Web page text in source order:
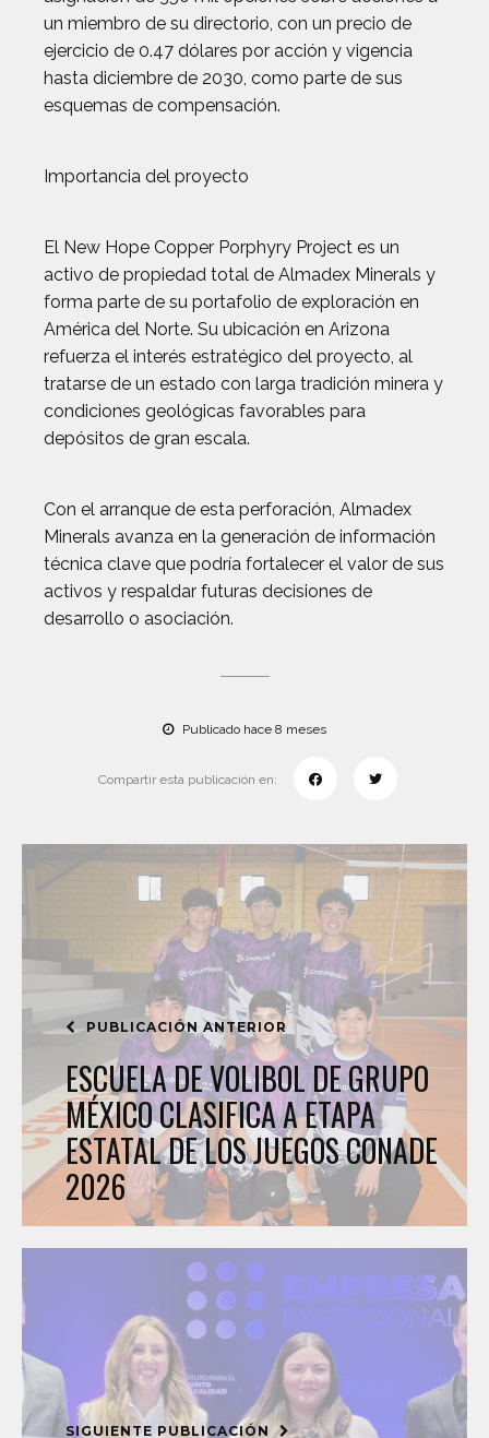
un miembro de su directorio, con un precio de
ejercicio de 0.47 dólares por acción y vigencia
hasta diciembre de 2030, como parte de sus
esquemas de compensación.
Importancia del proyecto
El New Hope Copper Porphyry Project es un
activo de propiedad total de Almadex Minerals y
forma parte de su portafolio de exploración en
América del Norte. Su ubicación en Arizona
refuerza el interés estratégico del proyecto, al
tratarse de un estado con larga tradición minera y
condiciones geológicas favorables para
depósitos de gran escala.
Con el arranque de esta perforación, Almadex
Minerals avanza en la generación de información
técnica clave que podría fortalecer el valor de sus
activos y respaldar futuras decisiones de
desarrollo o asociación.
Publicado hace 8 meses
Compartir esta publicación en:
PUBLICACIÓN ANTERIOR
ESCUELA DE VOLIBOL DE GRUPO
MÉXICO CLASIFICA A ETAPA
ESTATAL DE LOS JUEGOS CONADE
2026
SIGUIENTE PUBLICACIÓN